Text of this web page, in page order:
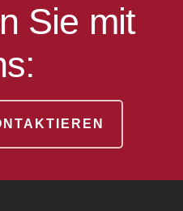
Sie mit